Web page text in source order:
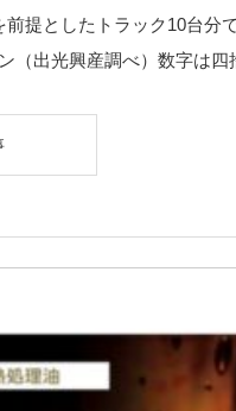
提としたトラック10台分
（出光興産調べ）数字は四